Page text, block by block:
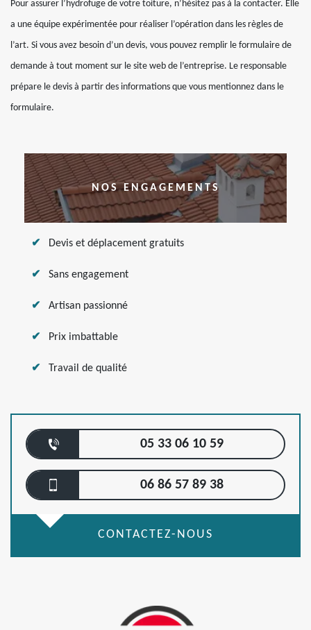
Pour assurer l’hydrofuge de votre toiture, n’hésitez pas à la contacter. Elle
a une équipe expérimentée pour réaliser l’opération dans les règles de
l’art. Si vous avez besoin d’un devis, vous pouvez remplir le formulaire de
demande à tout moment sur le site web de l’entreprise. Le responsable
prépare le devis à partir des informations que vous mentionnez dans le
formulaire.
NOS ENGAGEMENTS
Devis et déplacement gratuits
Sans engagement
Artisan passionné
Prix imbattable
Travail de qualité
05 33 06 10 59
06 86 57 89 38
CONTACTEZ-NOUS